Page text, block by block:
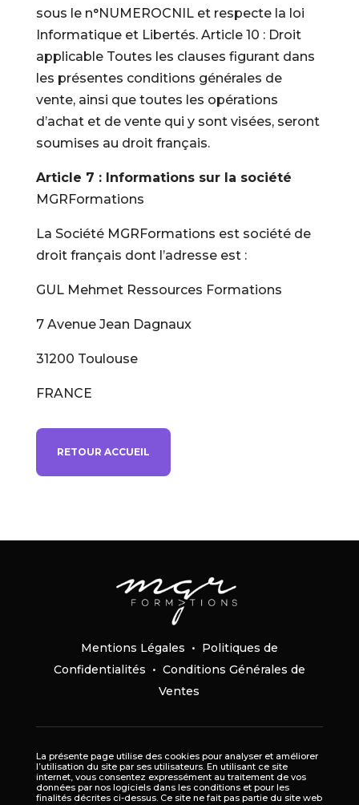
sous le n°NUMEROCNIL et respecte la loi
Informatique et Libertés. Article 10 : Droit
applicable Toutes les clauses figurant dans
les présentes conditions générales de
vente, ainsi que toutes les opérations
d’achat et de vente qui y sont visées, seront
soumises au droit français.
Article 7 : Informations sur la société
MGRFormations
La Société MGRFormations est société de
droit français dont l’adresse est :
GUL Mehmet Ressources Formations
7 Avenue Jean Dagnaux
31200 Toulouse
FRANCE
RETOUR ACCUEIL
Mentions Légales • Politiques de
Confidentialités • Conditions Générales de
Ventes
La présente page utilise des cookies pour analyser et améliorer
l’utilisation du site par ses utilisateurs. En utilisant ce site
internet, vous consentez expressément au traitement de vos
données par nos logiciels dans les conditions et pour les
finalités décrites ci-dessus. Ce site ne fait pas partie du site web